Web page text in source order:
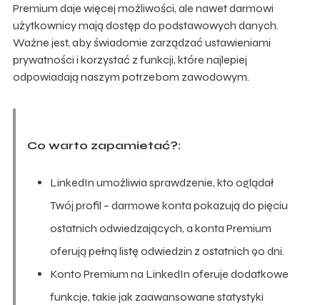
Premium daje więcej możliwości, ale nawet darmowi
użytkownicy mają dostęp do podstawowych danych.
Ważne jest, aby świadomie zarządzać ustawieniami
prywatności i korzystać z funkcji, które najlepiej
odpowiadają naszym potrzebom zawodowym.
Co warto zapamietać?:
LinkedIn umożliwia sprawdzenie, kto oglądał
Twój profil – darmowe konta pokazują do pięciu
ostatnich odwiedzających, a konta Premium
oferują pełną listę odwiedzin z ostatnich 90 dni.
Konto Premium na LinkedIn oferuje dodatkowe
funkcje, takie jak zaawansowane statystyki